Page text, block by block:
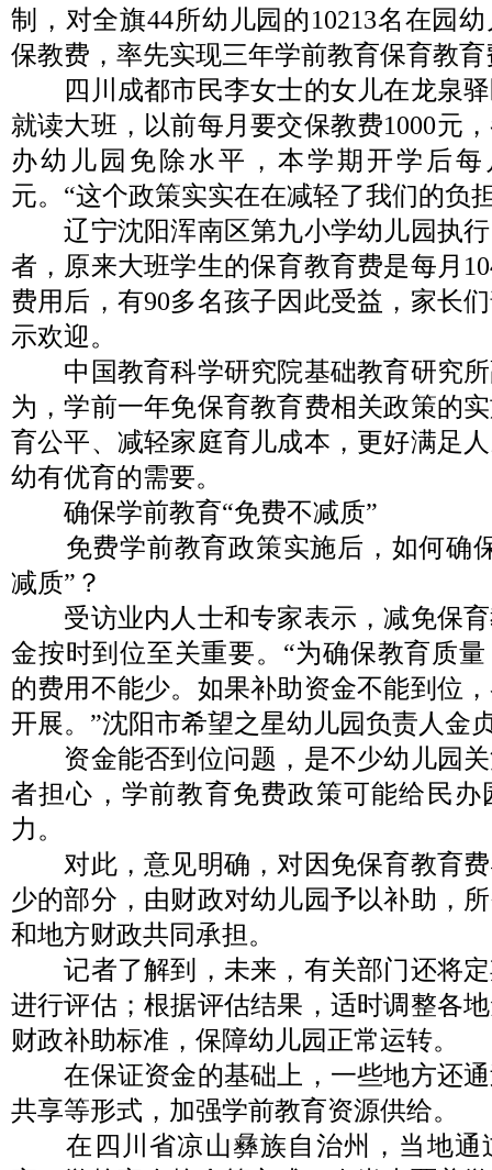
制，对全旗44所幼儿园的10213名在园
保教费，率先实现三年学前教育保育教
四川成都市民李女士的女儿在龙泉驿
就读大班，以前每月要交保教费1000元
办幼儿园免除水平，本学期开学后每
元。“这个政策实实在在减轻了我们的负
辽宁沈阳浑南区第九小学幼儿园执行
者，原来大班学生的保育教育费是每月
费用后，有90多名孩子因此受益，家长
示欢迎。
中国教育科学研究院基础教育研究所
为，学前一年免保育教育费相关政策的
育公平、减轻家庭育儿成本，更好满足
幼有优育的需要。
确保学前教育“免费不减质”
免费学前教育政策实施后，如何确
减质”？
受访业内人士和专家表示，减免保育
金按时到位至关重要。“为确保教育质
的费用不能少。如果补助资金不能到位
开展。”沈阳市希望之星幼儿园负责人金
资金能否到位问题，是不少幼儿园关
者担心，学前教育免费政策可能给民办
力。
对此，意见明确，对因免保育教育费
少的部分，由财政对幼儿园予以补助，
和地方财政共同承担。
记者了解到，未来，有关部门还将定
进行评估；根据评估结果，适时调整各
财政补助标准，保障幼儿园正常运转。
在保证资金的基础上，一些地方还通
共享等形式，加强学前教育资源供给。
在四川省凉山彝族自治州，当地通